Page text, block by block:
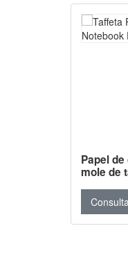
Papel
mole de